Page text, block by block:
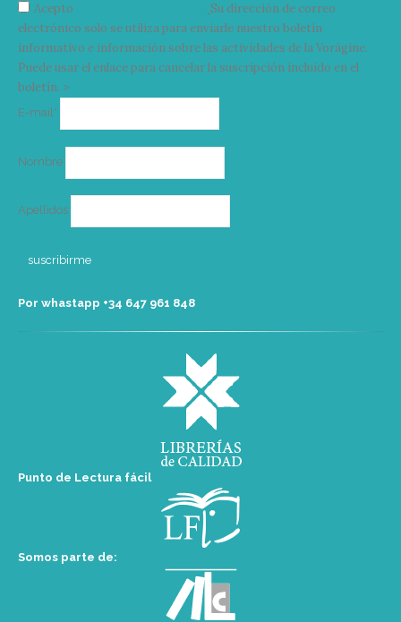
Acepto
Su dirección de correo
electrónico solo se utiliza para enviarle nuestro boletín
informativo e información sobre las actividades de la Vorágine.
Puede usar el enlace para cancelar la suscripción incluido en el
boletín. >
E-mail*
Nombre
Apellidos
Por whastapp +34 ‭647 961 848‬
Punto de Lectura fácil
Somos parte de: